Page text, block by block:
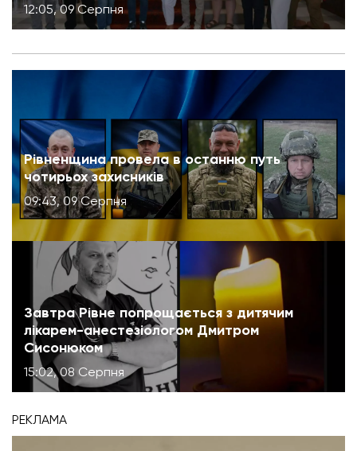
12:05, 09 Серпня
Рівненщина провела в останню путь
чотирьох захисників
09:43, 09 Серпня
Завтра Рівне попрощається з дитячим
лікарем-анестезіологом Дмитром
Сисонюком
15:02, 08 Серпня
РЕКЛАМА